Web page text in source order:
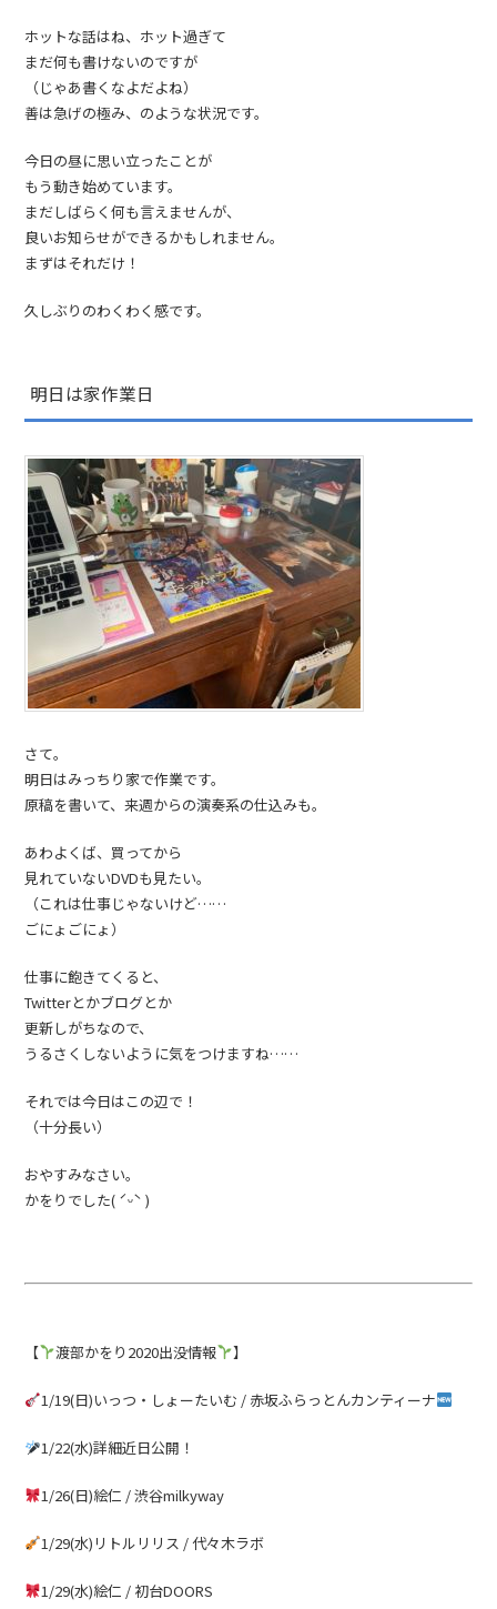
ホットな話はね、ホット過ぎて
まだ何も書けないのですが
（じゃあ書くなよだよね）
善は急げの極み、のような状況です。
今日の昼に思い立ったことが
もう動き始めています。
まだしばらく何も言えませんが、
良いお知らせができるかもしれません。
まずはそれだけ！
久しぶりのわくわく感です。
明日は家作業日
さて。
明日はみっちり家で作業です。
原稿を書いて、来週からの演奏系の仕込みも。
あわよくば、買ってから
見れていないDVDも見たい。
（これは仕事じゃないけど……
ごにょごにょ）
仕事に飽きてくると、
Twitterとかブログとか
更新しがちなので、
うるさくしないように気をつけますね……
それでは今日はこの辺で！
（十分長い）
おやすみなさい。
かをりでした( ˊᵕˋ )
【 渡部かをり 2020出没情報 】
1/19(日)いっつ・しょーたいむ / 赤坂ふらっとんカンティーナ
1/22(水)詳細近日公開！
1/26(日)絵仁 /渋谷milkyway
1/29(水) リトルリリス /代々木ラボ
1/29(水)絵仁 / 初台DOORS